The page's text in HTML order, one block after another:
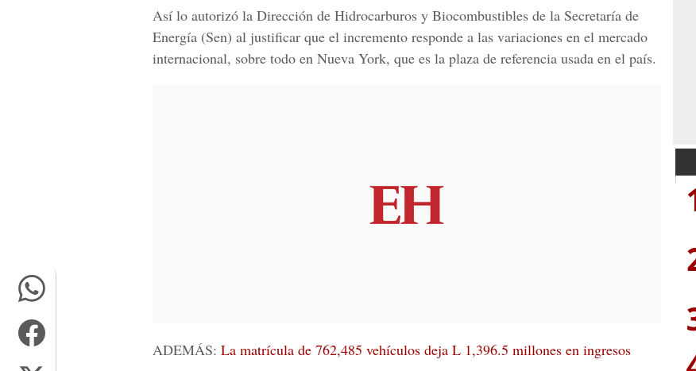
Así lo autorizó la Dirección de Hidrocarburos y Biocombustibles de la Secretaría de
Energía (Sen) al justificar que el incremento responde a las variaciones en el mercado
internacional, sobre todo en Nueva York, que es la plaza de referencia usada en el país.
ADEMÁS: La matrícula de 762,485 vehículos deja L 1,396.5 millones en ingresos